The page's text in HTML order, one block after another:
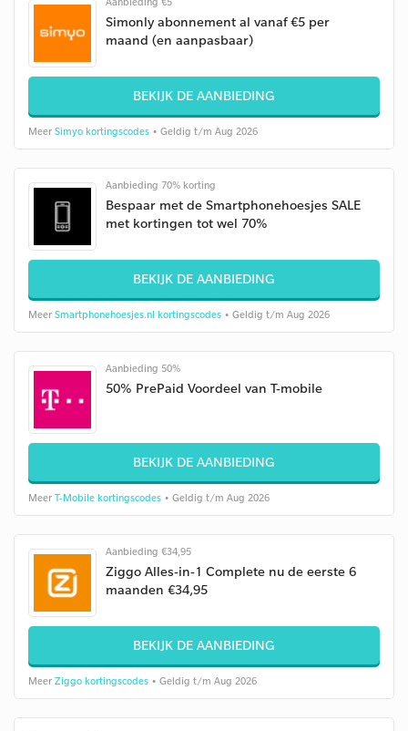
Simonly abonnement al vanaf €5 per
maand (en aanpasbaar)
BEKIJK DE AANBIEDING
Meer Simyo kortingscodes • Geldig t/m Aug 2026
Aanbieding 70% korting
Bespaar met de Smartphonehoesjes SALE
met kortingen tot wel 70%
BEKIJK DE AANBIEDING
Meer Smartphonehoesjes.nl kortingscodes • Geldig t/m Aug 2026
Aanbieding 50%
50% PrePaid Voordeel van T-mobile
BEKIJK DE AANBIEDING
Meer T-Mobile kortingscodes • Geldig t/m Aug 2026
Aanbieding €34,95
Ziggo Alles-in-1 Complete nu de eerste 6
maanden €34,95
BEKIJK DE AANBIEDING
Meer Ziggo kortingscodes • Geldig t/m Aug 2026